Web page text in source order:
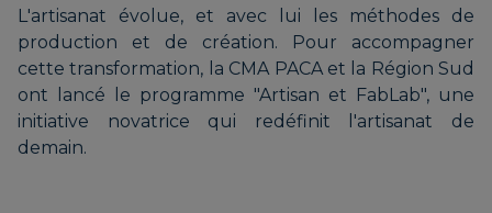
L'artisanat évolue, et avec lui les méthodes de
production et de création. Pour accompagner
cette transformation, la CMA PACA et la Région Sud
ont lancé le programme "Artisan et FabLab", une
initiative novatrice qui redéfinit l'artisanat de
demain.